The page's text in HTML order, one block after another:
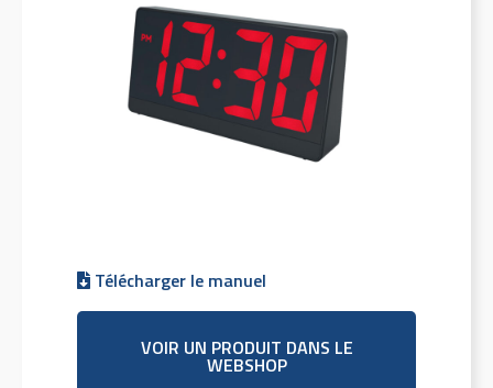
Télécharger le manuel
VOIR UN PRODUIT DANS LE
WEBSHOP